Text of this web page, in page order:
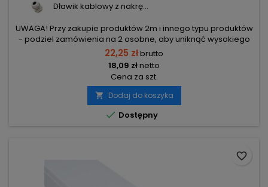
Dławik kablowy z nakrę...
UWAGA! Przy zakupie produktów 2m i innego typu produktów
- podziel zamówienia na 2 osobne, aby uniknąć wysokiego
kosztu transportu! Zamów osobno produkty 2m i osobno inne
elementy.
22,25 złbrutto
18,09 złnetto
Cena za szt.
 Dodaj do koszyka
 Dostępny
favorite_border